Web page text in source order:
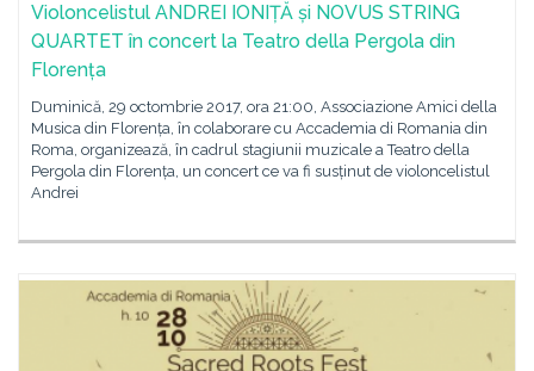
Violoncelistul ANDREI IONIȚĂ și NOVUS STRING
QUARTET în concert la Teatro della Pergola din
Florența
Duminică, 29 octombrie 2017, ora 21:00, Associazione Amici della
Musica din Florența, în colaborare cu Accademia di Romania din
Roma, organizează, în cadrul stagiunii muzicale a Teatro della
Pergola din Florența, un concert ce va fi susținut de violoncelistul
Andrei